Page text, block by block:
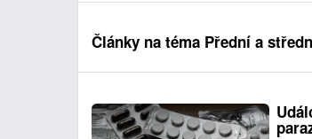
Články na téma Přední a